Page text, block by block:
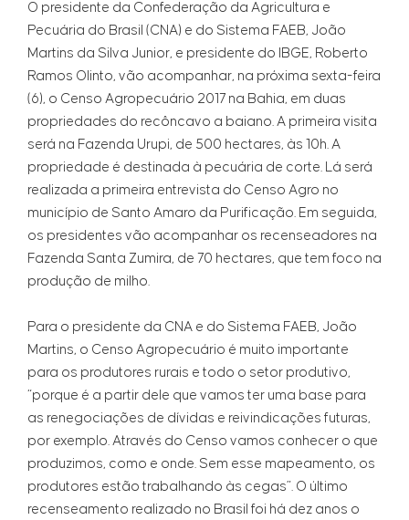
O presidente da Confederação da Agricultura e
Pecuária do Brasil (CNA) e do Sistema FAEB, João
Martins da Silva Junior, e presidente do IBGE, Roberto
Ramos Olinto, vão acompanhar, na próxima sexta-feira
(6), o Censo Agropecuário 2017 na Bahia, em duas
propriedades do recôncavo a baiano. A primeira visita
será na Fazenda Urupi, de 500 hectares, às 10h. A
propriedade é destinada à pecuária de corte. Lá será
realizada a primeira entrevista do Censo Agro no
município de Santo Amaro da Purificação. Em seguida,
os presidentes vão acompanhar os recenseadores na
Fazenda Santa Zumira, de 70 hectares, que tem foco na
produção de milho.
Para o presidente da CNA e do Sistema FAEB, João
Martins, o Censo Agropecuário é muito importante
para os produtores rurais e todo o setor produtivo,
“porque é a partir dele que vamos ter uma base para
as renegociações de dívidas e reivindicações futuras,
por exemplo. Através do Censo vamos conhecer o que
produzimos, como e onde. Sem esse mapeamento, os
produtores estão trabalhando às cegas”. O último
recenseamento realizado no Brasil foi há dez anos o